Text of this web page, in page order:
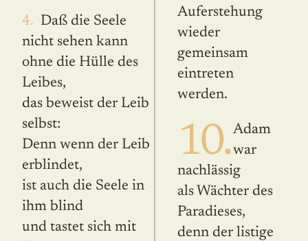
4. Daß die Seele
nicht sehen kann
ohne die Hülle des
Leibes,
das beweist der Leib
selbst:
Denn wenn der Leib
erblindet,
ist auch die Seele in
ihm blind
und tastet sich mit
Auferstehung
wieder
gemeinsam
eintreten
werden.
10.Adam
war
nachlässig
als Wächter des
Paradieses,
denn der listige